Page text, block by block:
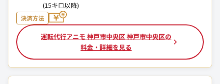
(15キロ以降)
決済方法
運転代行アニモ 神戸市中央区 神戸市中央区の
料金・詳細を見る